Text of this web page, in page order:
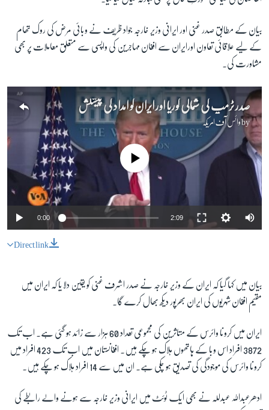
زبان
بیان کے مطابق صدر غنی اور ایرانی وزیر خارجہ جواد ظریف نے وبائی مرض کی روک تھام
کے لیے علاقائی تعاون اورایران سے افغان مہاجرین کی واپسی سے متعلق معاملات پر بھی
مشاورت کی۔
صدر ٹرمپ کی شمالی کوریا اور ایران کو امداد کی پیشکش
byوائس آف امریکہ
No media source currently available
0:00 2:09
Direct link
بیان میں کہا گیا کہ ایران کے وزیر خارجہ نے صدر اشرف غنی کو یقین دلایا کہ ایران میں
مقیم افغان شہریوں کی ایران بھرپور دیکھ بھال کرے گا۔
ایران میں کرونا وائرس کے متاثرین کی مجموعی تعداد 60 ہزار سے زائد ہو گئی ہے۔ اب تک
3872 افراد اس وبا کے ہاتھوں ہلاک ہو چکے ہیں۔ افغانستان میں اب تک 423 افراد میں
کرونا وائرس کی موجودگی کی تصدیق ہو چکی ہے۔ ان میں سے 14 افراد ہلاک ہو چکے ہیں۔
ادھرعبداللہ عبدللہ نے بھی ایک ٹوئٹ میں ایرانی وزیر خارجہ سے ہونے والے رابطے کی